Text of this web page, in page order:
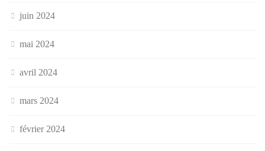
juin 2024
mai 2024
avril 2024
mars 2024
février 2024